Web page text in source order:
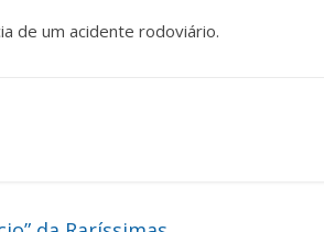
de um acidente rodoviário.